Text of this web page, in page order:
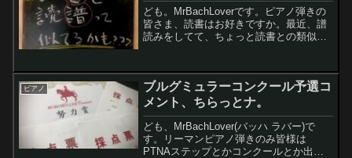
ども。MrBachLoverです。ピアノ弾きの
皆さま、読書はお好きですか。最近、譜
読みをしてて、ちょっと読書との類似点
と音符は別モノだよ。共通するところな
んて、あるの ...
ピアノ
ブルグミュラーコンクール予選コ
メント、ちらっとナ。
ども、MrBachLover(バッハ ラバー)で
す。リーマンピアノ弾きのみ皆様は
PTNAステップとかコンクールとか出場